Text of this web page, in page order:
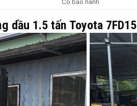
dầu 1.5 tấn Toyota 7FD15